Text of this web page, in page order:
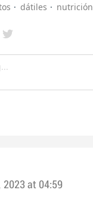
dátiles nutrición
2023 at 04:59